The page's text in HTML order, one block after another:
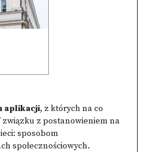
aplikacji, z których na co
związku z postanowieniem na
sposobom
społecznościowych.